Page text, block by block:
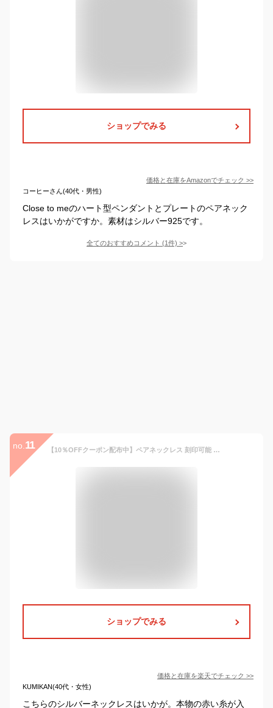
ショップでみる
価格と在庫をAmazonでチェック >>
コーヒーさん(40代・男性)
Close to meのハート型ペンダントとプレートのペアネック
レスはいかがですか。素材はシルバー925です。
全てのおすすめコメント (1件) >
no. 11 【10％OFFクーポン配布中】ペアネックレス 刻印可能 本物の赤い糸が入った 男女ペア 2個セット カップル 送料無料 シルバー製 (SV925) 名入れ お揃い プレゼント 記念日 誕生日 恋人 夫婦 彼氏 彼女 ネックレス by red string ブランド シンプル 学生
ショップでみる
価格と在庫を楽天でチェック >>
KUMIKAN(40代・女性)
こちらのシルバーネックレスはいかが。本物の赤い糸が入